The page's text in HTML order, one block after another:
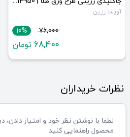
آویسا رزین
10% 76,000
68,400 تومان
نظرات خریداران
لطفا با نوشتن نظر خود و امتیاز دادن،
محصول راهنمایی کنید.